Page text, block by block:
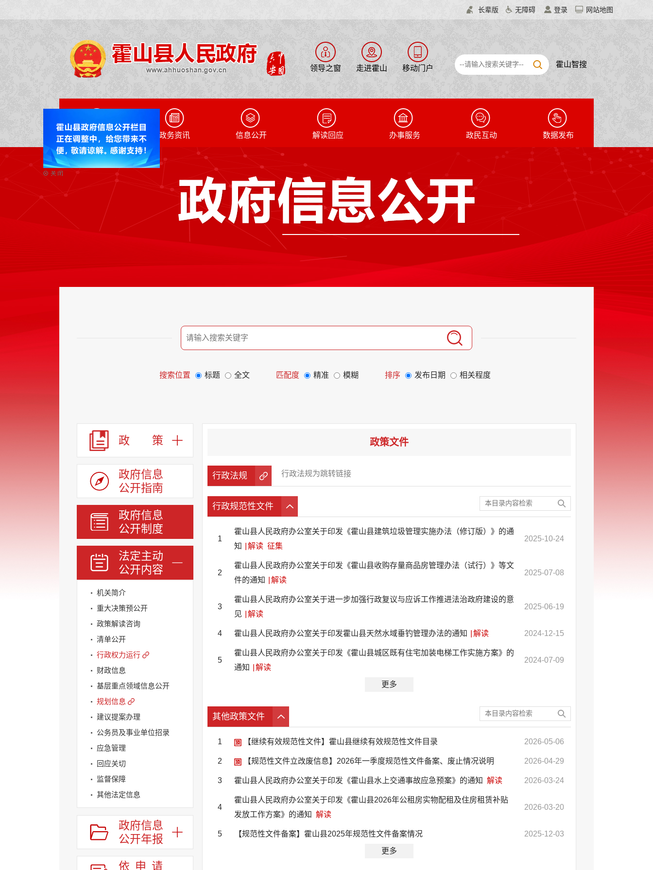
长辈版 无障碍 登录 网站地图
领导之窗 走进霍山 移动门户 霍山智搜
网站首页 政务资讯 信息公开 解读回应 办事服务 政民互动 数据发布
搜索位置 标题 全文 匹配度 精准 模糊 排序 发布日期 相关程度
政 策
政府信息
公开指南
政府信息
公开制度
法定主动
公开内容
机关简介
重大决策预公开
政策解读咨询
清单公开
行政权力运行
财政信息
基层重点领域信息公开
规划信息
建议提案办理
公务员及事业单位招录
应急管理
回应关切
监督保障
其他法定信息
政府信息
公开年报
依申请
政策文件
行政法规 行政法规为跳转链接
行政规范性文件
1
霍山县人民政府办公室关于印发《霍山县建筑垃圾管理实施办法（修订版）》的通
知
解读 征集
2025-10-24
2
霍山县人民政府办公室关于印发《霍山县收购存量商品房管理办法（试行）》等文
件的通知
解读
2025-07-08
3
霍山县人民政府办公室关于进一步加强行政复议与应诉工作推进法治政府建设的意
见
解读
2025-06-19
4 霍山县人民政府办公室关于印发霍山县天然水域垂钓管理办法的通知 解读 2024-12-15
5
霍山县人民政府办公室关于印发《霍山县城区既有住宅加装电梯工作实施方案》的
通知
解读
2024-07-09
更多
其他政策文件
1 【继续有效规范性文件】霍山县继续有效规范性文件目录 2026-05-06
2 【规范性文件立改废信息】2026年一季度规范性文件备案、废止情况说明 2026-04-29
3 霍山县人民政府办公室关于印发《霍山县水上交通事故应急预案》的通知 解读 2026-03-24
4
霍山县人民政府办公室关于印发《霍山县2026年公租房实物配租及住房租赁补贴
发放工作方案》的通知 解读
2026-03-20
5 【规范性文件备案】霍山县2025年规范性文件备案情况 2025-12-03
更多